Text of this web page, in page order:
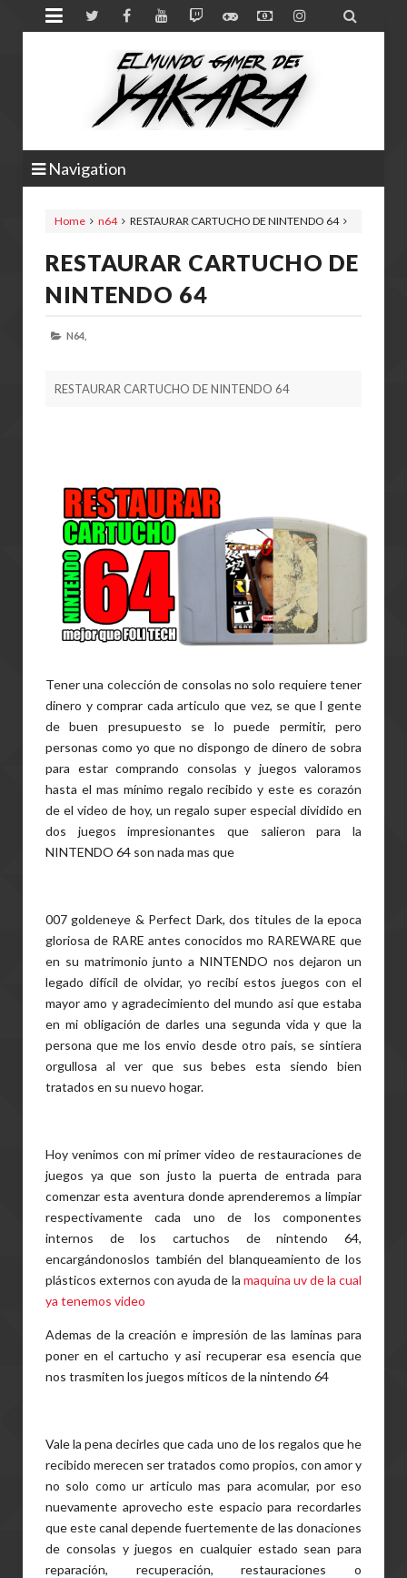
 
Navigation
Home n64 RESTAURAR CARTUCHO DE NINTENDO 64
RESTAURAR CARTUCHO DE
NINTENDO 64
N64,
RESTAURAR CARTUCHO DE NINTENDO 64
Tener una colección de consolas no solo requiere tener
dinero y comprar cada articulo que vez, se que l gente
de buen presupuesto se lo puede permitir, pero
personas como yo que no dispongo de dinero de sobra
para estar comprando consolas y juegos valoramos
hasta el mas mínimo regalo recibido y este es corazón
de el video de hoy, un regalo super especial dividido en
dos juegos impresionantes que salieron para la
NINTENDO 64 son nada mas que
007 goldeneye & Perfect Dark, dos titules de la epoca
gloriosa de RARE antes conocidos mo RAREWARE que
en su matrimonio junto a NINTENDO nos dejaron un
legado difícil de olvidar, yo recibí estos juegos con el
mayor amo y agradecimiento del mundo asi que estaba
en mi obligación de darles una segunda vida y que la
persona que me los envio desde otro pais, se sintiera
orgullosa al ver que sus bebes esta siendo bien
tratados en su nuevo hogar.
Hoy venimos con mi primer video de restauraciones de
juegos ya que son justo la puerta de entrada para
comenzar esta aventura donde aprenderemos a limpiar
respectivamente cada uno de los componentes
internos de los cartuchos de nintendo 64,
encargándonoslos también del blanqueamiento de los
plásticos externos con ayuda de la maquina uv de la cual
ya tenemos video
Ademas de la creación e impresión de las laminas para
poner en el cartucho y asi recuperar esa esencia que
nos trasmiten los juegos míticos de la nintendo 64
Vale la pena decirles que cada uno de los regalos que he
recibido merecen ser tratados como propios, con amor y
no solo como ur articulo mas para acomular, por eso
nuevamente aprovecho este espacio para recordarles
que este canal depende fuertemente de las donaciones
de consolas y juegos en cualquier estado sean para
reparación, recuperación, restauraciones o